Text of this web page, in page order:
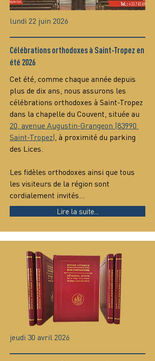
lundi 22 juin 2026
Célébrations orthodoxes à Saint-Tropez en
été 2026
Cet été, comme chaque année depuis
plus de dix ans, nous assurons les
célébrations orthodoxes à Saint-Tropez
dans la chapelle du Couvent, située au
20, avenue Augustin-Grangeon (83990
Saint-Tropez), à proximité du parking
des Lices.
Les fidèles orthodoxes ainsi que tous
les visiteurs de la région sont
cordialement invités…
Lire la suite...
jeudi 30 avril 2026